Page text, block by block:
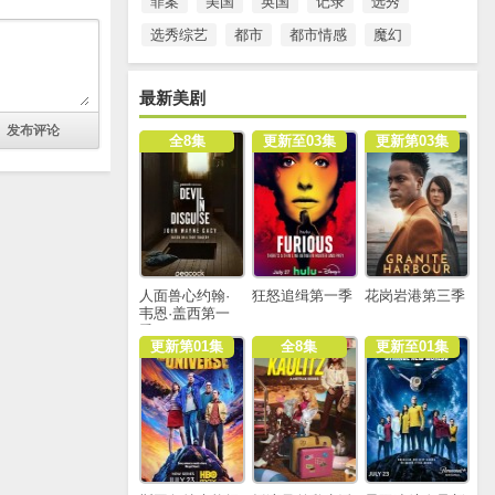
选秀综艺
都市 都市情感 魔幻
最新美剧
全8集
人面兽心约翰·
韦恩·盖西第一
季
更新至03集
狂怒追缉第一季
更新第03集
花岗岩港第三季
更新第01集 全8集 更新至01集